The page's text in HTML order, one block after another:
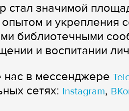
стал значимой
и укрепления
библиотечными
и воспитании
нас в мессенджере
сетях: Instagram,